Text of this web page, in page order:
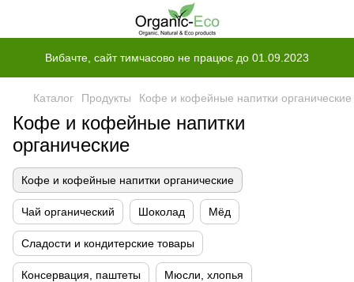
Вибачте, сайт тимчасово не працює до 01.09.2023
Каталог Продукты Кофе и кофейные напитки органические
Кофе и кофейные напитки
органические
Кофе и кофейные напитки органические
Чай органический Шоколад Мёд
Сладости и кондитерские товары
Консервация, паштеты Мюсли, хлопья